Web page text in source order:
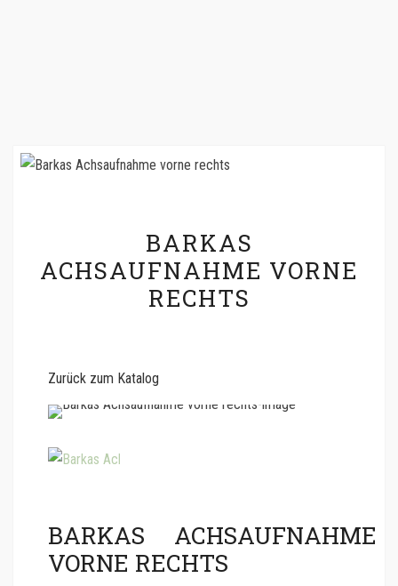
BARKAS
ACHSAUFNAHME VORNE
RECHTS
Zurück zum Katalog
BARKAS ACHSAUFNAHME
VORNE RECHTS